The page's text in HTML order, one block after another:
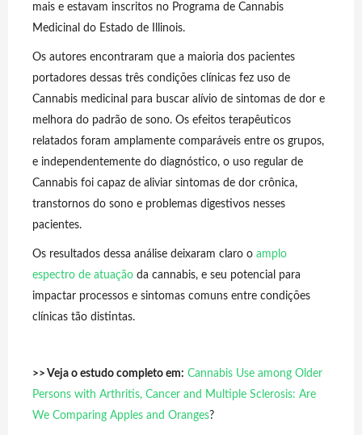
mais e estavam inscritos no Programa de Cannabis
Medicinal do Estado de Illinois.
Os autores encontraram que a maioria dos pacientes
portadores dessas três condições clínicas fez uso de
Cannabis medicinal para buscar alívio de sintomas de dor e
melhora do padrão de sono. Os efeitos terapêuticos
relatados foram amplamente comparáveis entre os grupos,
e independentemente do diagnóstico, o uso regular de
Cannabis foi capaz de aliviar sintomas de dor crônica,
transtornos do sono e problemas digestivos nesses
pacientes.
Os resultados dessa análise deixaram claro o amplo
espectro de atuação da cannabis, e seu potencial para
impactar processos e sintomas comuns entre condições
clínicas tão distintas.
>> Veja o estudo completo em: Cannabis Use among Older
Persons with Arthritis, Cancer and Multiple Sclerosis: Are
We Comparing Apples and Oranges?